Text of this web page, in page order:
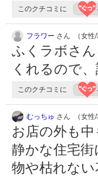
このクチコミに
フラワー さん （女性/
ふくラボさ
くれるので
このクチコミに
むっちゅ さん （女性/
お店の外も
静かな住宅
物や枯れな